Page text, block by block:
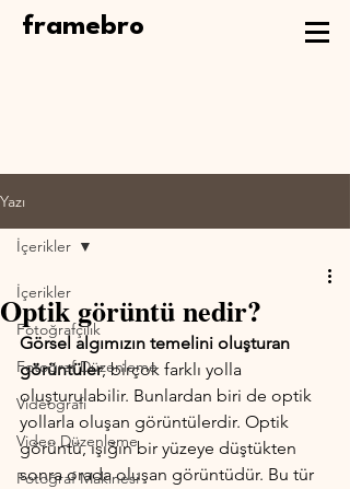
framebro
Yazı
İçerikler
Fotoğrafçılık
Fotoğraf Düzenleme
Videografi
Video Düzenleme
Fotoğraf Makinesi
İçerikler
Optik görüntü nedir?
Görsel algımızın temelini oluşturan
görüntüler, birçok farklı yolla
oluşturulabilir. Bunlardan biri de optik
yollarla oluşan görüntülerdir. Optik
görüntü, ışığın bir yüzeye düştükten
sonra orada oluşan görüntüdür. Bu tür